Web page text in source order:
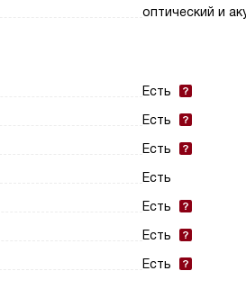
оптический и
Есть
Есть
Есть
Есть
Есть
Есть
Есть